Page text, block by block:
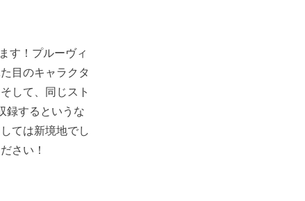
す！プルーヴィ
目のキャラクタ
して、同じスト
録するというな
ては新境地でし
さい！